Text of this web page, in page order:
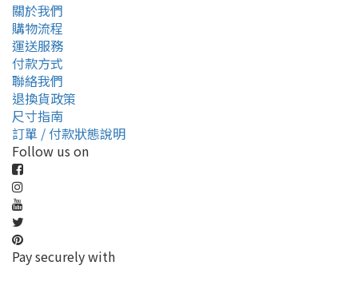
關於我們
購物流程
運送服務
付款方式
聯絡我們
退換貨政策
尺寸指南
訂單 / 付款狀態說明
Follow us on
Pay securely with